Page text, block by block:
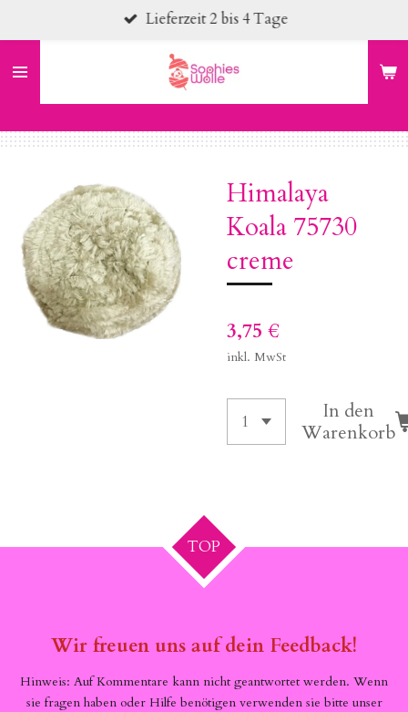
Hauptinhalt
springen
Lieferzeit 2 bis 4 Tage
Himalaya
Koala 75730
creme
3,75 €
inkl. MwSt
In den
Warenkorb
TOP
Wir freuen uns auf dein Feedback!
Hinweis: Auf Kommentare kann nicht geantwortet werden. Wenn
sie fragen haben oder Hilfe benötigen verwenden sie bitte unser